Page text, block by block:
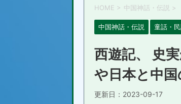
HOME > 中国神話・伝説 >
中国神話・伝説 童話・
西遊記、 史
や日本と中
更新日： 2023-09-17